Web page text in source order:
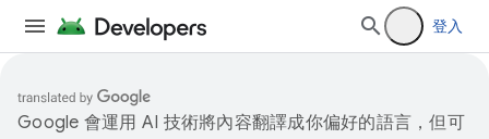
登入
Google 會運用 AI 技術將內容翻譯成你偏好的語言，但可